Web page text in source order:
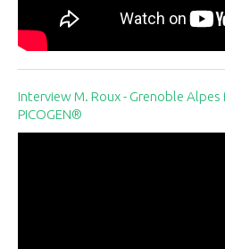
Interview M. Roux - Grenoble
PICOGEN®